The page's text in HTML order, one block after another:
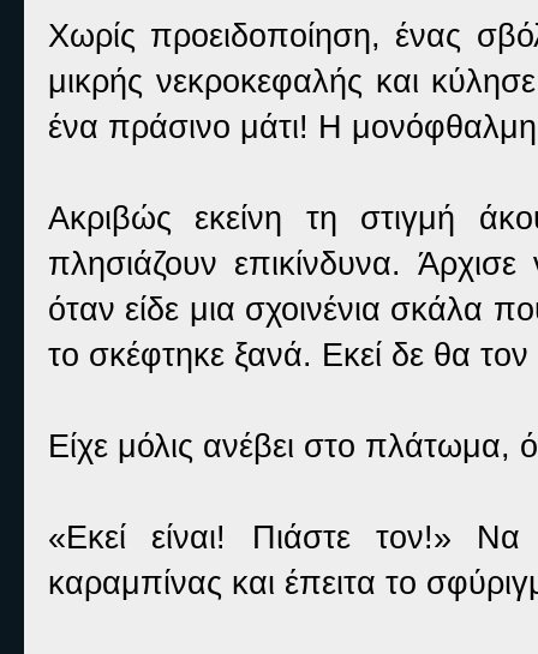
Χωρίς προειδοποίηση, ένας
μικρής νεκροκεφαλής και
ένα πράσινο μάτι! Η
Ακριβώς εκείνη τη στιγμή
πλησιάζουν επικίνδυνα.
όταν είδε μια σχοινένια σκάλα
το σκέφτηκε ξανά. Εκεί δε θα
Είχε μόλις ανέβει στο
«Εκεί είναι! Πιάστε τον!»
καραμπίνας και έπειτα το